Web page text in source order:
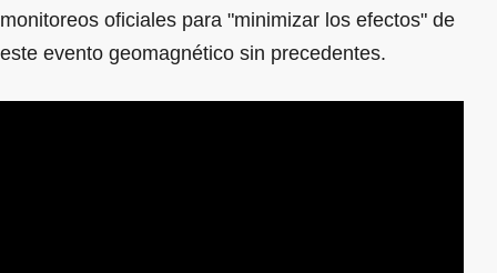
monitoreos oficiales para "minimizar los efectos" de
este evento geomagnético sin precedentes.